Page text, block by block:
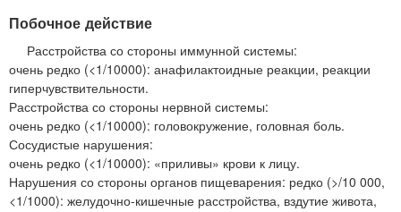
Побочное действие
Расстройства со стороны иммунной системы:
очень редко (<1/10000): анафилактоидные реакции, реакции
гиперчувствительности.
Расстройства со стороны нервной системы:
очень редко (<1/10000): головокружение, головная боль.
Сосудистые нарушения:
очень редко (<1/10000): «приливы» крови к лицу.
Нарушения со стороны органов пищеварения: редко (>/10 000,
<1/1000): желудочно-кишечные расстройства, вздутие живота,